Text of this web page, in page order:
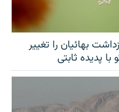
بهائیان را تغییر
پدیده ثابتی